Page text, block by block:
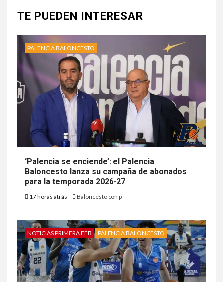
TE PUEDEN INTERESAR
PALENCIA BALONCESTO
‘Palencia se enciende’: el Palencia
Baloncesto lanza su campaña de abonados
para la temporada 2026-27
17 horas atrás Baloncesto con p
NOTICIAS PRIMERA FEB PALENCIA BALONCESTO